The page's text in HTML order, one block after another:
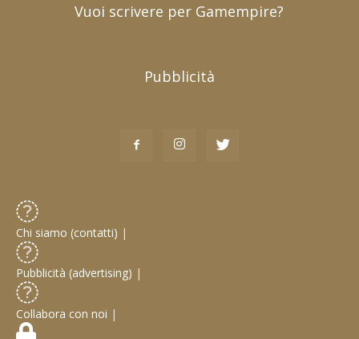
Vuoi scrivere per Gamempire?
Pubblicità
Chi siamo (contatti) |
Pubblicità (advertising) |
Collabora con noi |